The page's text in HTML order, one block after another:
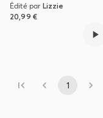
Édité par Lizzie
20,99 €
1